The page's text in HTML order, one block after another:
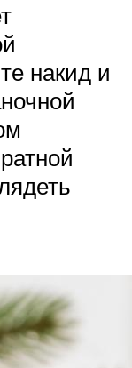
накид и